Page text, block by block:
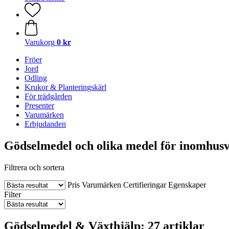
Varukorg 0 kr
Fröer
Jord
Odling
Krukor & Planteringskärl
För trädgården
Presenter
Varumärken
Erbjudanden
Gödselmedel och olika medel för
Filtrera och sortera
Pris Varumärken Certifieringar Egenskaper
Filter
Gödselmedel & Växthjälp: 27 artiklar